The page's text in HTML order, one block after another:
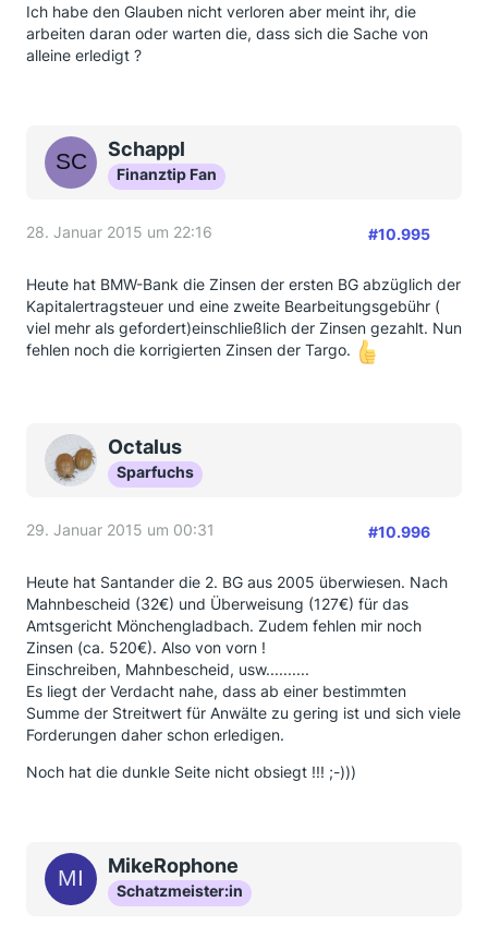
Ich habe den Glauben nicht verloren aber meint ihr, die
arbeiten daran oder warten die, dass sich die Sache von
alleine erledigt ?
Schappl
Finanztip Fan
28. Januar 2015 um 22:16 #10.995
Heute hat BMW-Bank die Zinsen der ersten BG abzüglich der
Kapitalertragsteuer und eine zweite Bearbeitungsgebühr (
viel mehr als gefordert)einschließlich der Zinsen gezahlt. Nun
fehlen noch die korrigierten Zinsen der Targo.
Octalus
Sparfuchs
29. Januar 2015 um 00:31 #10.996
Heute hat Santander die 2. BG aus 2005 überwiesen. Nach
Mahnbescheid (32€) und Überweisung (127€) für das
Amtsgericht Mönchengladbach. Zudem fehlen mir noch
Zinsen (ca. 520€). Also von vorn !
Einschreiben, Mahnbescheid, usw..........
Es liegt der Verdacht nahe, dass ab einer bestimmten
Summe der Streitwert für Anwälte zu gering ist und sich viele
Forderungen daher schon erledigen.
Noch hat die dunkle Seite nicht obsiegt !!! ;-)))
MikeRophone
Schatzmeister:in